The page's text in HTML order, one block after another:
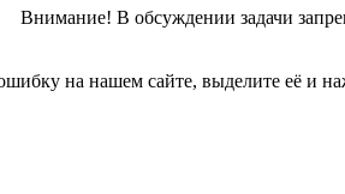
Внимание! В обсуждении задачи
на нашем сайте, выделите её и